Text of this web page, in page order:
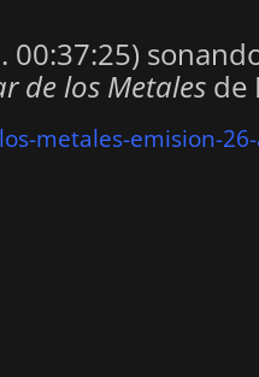
00:37:25)
de los Metales de
metales-emision-